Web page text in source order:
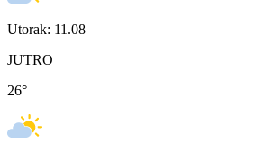
Utorak: 11.08
JUTRO
26°